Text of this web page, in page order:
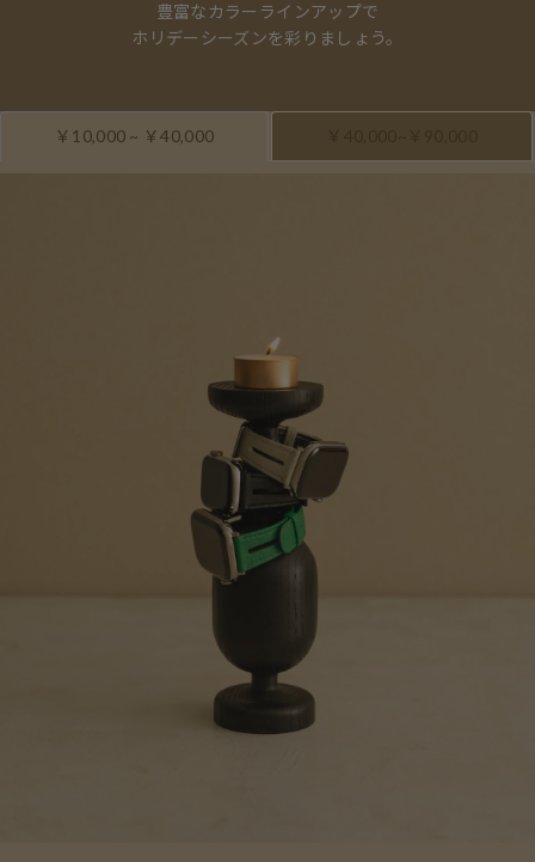
豊富なカラーラインアップで
ホリデーシーズンを彩りましょう。
￥10,000 ~ ￥40,000